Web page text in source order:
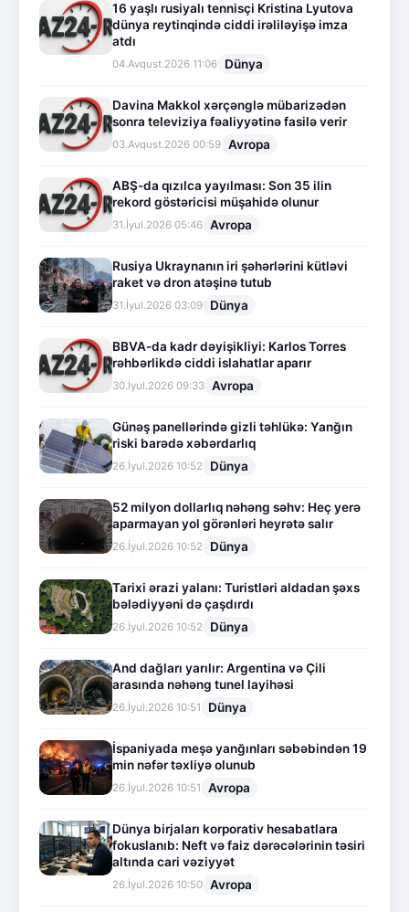
16 yaşlı rusiyalı tennisçi Kristina Lyutova
dünya reytinqində ciddi irəliləyişə imza
atdı
04.Avqust.2026 11:06 Dünya
Davina Makkol xərçənglə mübarizədən
sonra televiziya fəaliyyətinə fasilə verir
03.Avqust.2026 00:59 Avropa
ABŞ-da qızılca yayılması: Son 35 ilin
rekord göstəricisi müşahidə olunur
31.İyul.2026 05:46 Avropa
Rusiya Ukraynanın iri şəhərlərini kütləvi
raket və dron atəşinə tutub
31.İyul.2026 03:09 Dünya
BBVA-da kadr dəyişikliyi: Karlos Torres
rəhbərlikdə ciddi islahatlar aparır
30.İyul.2026 09:33 Avropa
Günəş panellərində gizli təhlükə: Yanğın
riski barədə xəbərdarlıq
26.İyul.2026 10:52 Dünya
52 milyon dollarlıq nəhəng səhv: Heç yerə
aparmayan yol görənləri heyrətə salır
26.İyul.2026 10:52 Dünya
Tarixi ərazi yalanı: Turistləri aldadan şəxs
bələdiyyəni də çaşdırdı
26.İyul.2026 10:52 Dünya
And dağları yarılır: Argentina və Çili
arasında nəhəng tunel layihəsi
26.İyul.2026 10:51 Dünya
İspaniyada meşə yanğınları səbəbindən 19
min nəfər təxliyə olunub
26.İyul.2026 10:51 Avropa
Dünya birjaları korporativ hesabatlara
fokuslanıb: Neft və faiz dərəcələrinin təsiri
altında cari vəziyyət
26.İyul.2026 10:50 Avropa